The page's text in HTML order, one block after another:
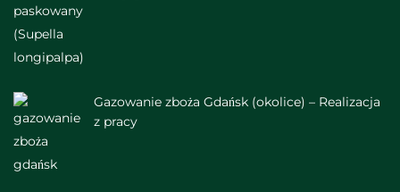
Gazowanie zboża Gdańsk (okolice) – Realizacja
z pracy